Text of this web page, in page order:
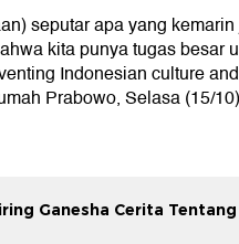
seputar apa yang
kita punya tugas besar
Indonesian culture
Prabowo, Selasa (15/
Ganesha Cerita